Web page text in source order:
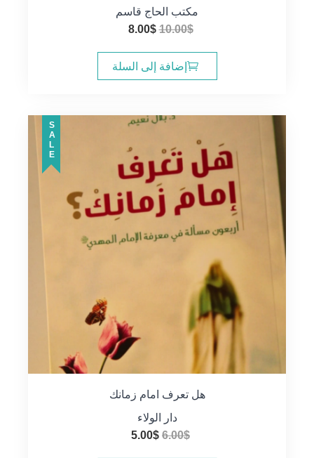
مكتب الحاج قاسم
10.00$
السعر
هو:
10.00$.
8.00$
هو:
8.00$.
إضافة إلى السلة
SALE
هل تعرف امام زمانك
دار الولاء
6.00$
السعر
5.00$